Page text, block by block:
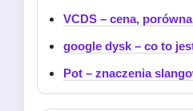
VCDS – cena,
google dysk – co to
Pot – znaczenia